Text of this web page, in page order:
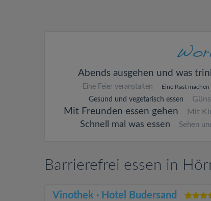
Abends ausgehen und was
Eine Feier veranstalten Eine Rast machen
Gesund und vegetarisch essen
Mit Freunden essen gehen
Mit
Schnell mal was essen Sehen
Barrierefrei essen in
Vinothek · Hotel Budersand